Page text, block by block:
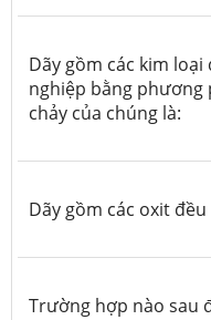
Dãy gồm các kim
nghiệp bằng
chảy của chúng là:
Dãy gồm các oxit
Trường hợp nào sau